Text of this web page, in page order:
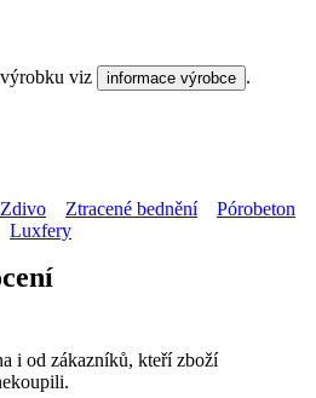
výrobku viz informace výrobce .
Zdivo Ztracené bednění
Pórobeton
Luxfery
i od zákazníků, kteří zboží